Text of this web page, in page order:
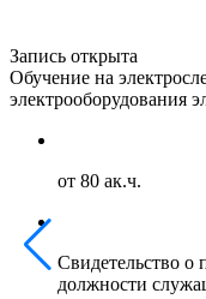
Запись открыта
Обучение на
электрооборудования
от 80 ак.ч.
Свидетельство о
должности